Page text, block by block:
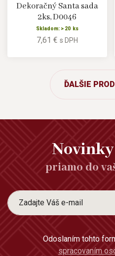
Dekoračný Santa sada
2ks, D0046
Skladom: > 20 ks
7,61 € s DPH
ĎALŠIE
Novinky
priamo do
Odoslaním tohto
spracovaním